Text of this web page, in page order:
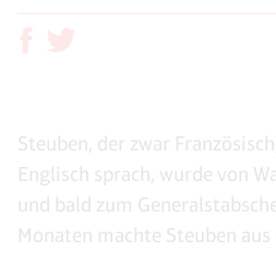
Steuben, der zwar
Englisch sprach, wurde von
und bald zum
Monaten machte Steuben